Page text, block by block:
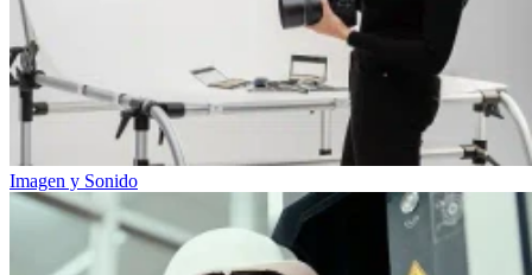
Imagen y Sonido